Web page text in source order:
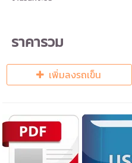
ราคารวม
เพิ่มลงรถเข็น